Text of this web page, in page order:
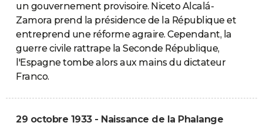
un gouvernement provisoire. Niceto Alcalá-
Zamora prend la présidence de la République et
entreprend une réforme agraire. Cependant, la
guerre civile rattrape la Seconde République,
l'Espagne tombe alors aux mains du dictateur
Franco.
29 octobre 1933 - Naissance de la Phalange